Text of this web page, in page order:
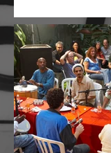
em 2026
irreversível: o
narrativas ágeis,
estritamente